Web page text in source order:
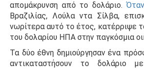
απομάκρυνση από το δολάριο.
Βραζιλίας, Λούλα ντα Σίλβα,
νωρίτερα αυτό το έτος, κατέρριψε
του δολαρίου ΗΠΑ στην παγκόσμια
Τα δύο έθνη δημιούργησαν ένα
αντικαταστήσουν το δολάριο